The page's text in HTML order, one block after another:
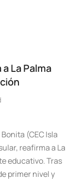
La Palma
(CEC Isla
reafirma a La
educativo. Tras
primer nivel y